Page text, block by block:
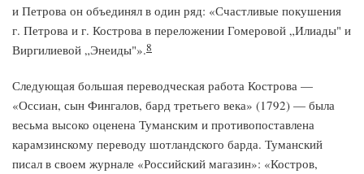
и Петрова он объединял в один ряд: «Счастливые покушения
г. Петрова и г. Кострова в переложении Гомеровой „Илиады" и
Виргилиевой „Энеиды"».8
Следующая большая переводческая работа Кострова —
«Оссиан, сын Фингалов, бард третьего века» (1792) — была
весьма высоко оценена Туманским и противопоставлена
карамзинскому переводу шотландского барда. Туманский
писал в своем журнале «Российский магазин»: «Костров,